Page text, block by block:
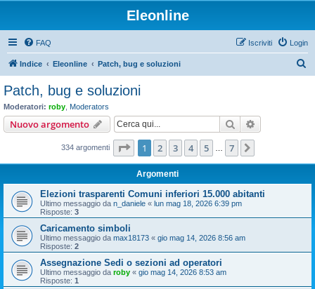
Eleonline
FAQ Login
Iscriviti
Indice Eleonline Patch, bug e soluzioni
Patch, bug e soluzioni
Moderatori: roby Moderators
Nuovo argomento Cerca
334 argomenti Pagina di
1 2 3 4 5 7
Argomenti
Elezioni trasparenti Comuni inferiori 15.000 abitanti
Ultimo messaggio da n_daniele « lun mag 18, 2026 6:39 pm
Risposte: 3
Caricamento simboli
Ultimo messaggio da max18173 « gio mag 14, 2026 8:56 am
Risposte: 2
Assegnazione Sedi o sezioni ad operatori
Ultimo messaggio da roby « gio mag 14, 2026 8:53 am
Risposte: 1